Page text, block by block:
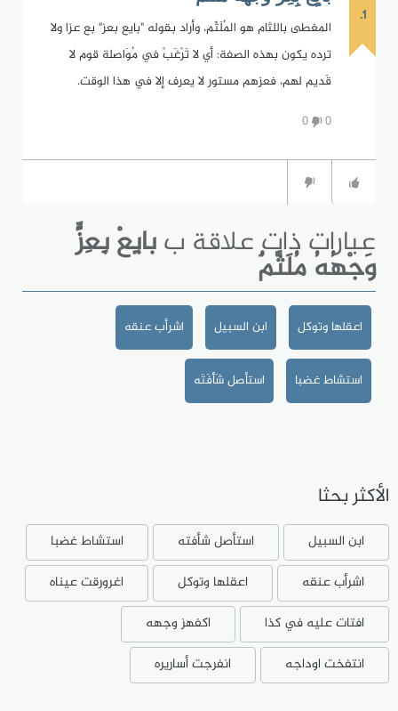
1.
المغطى باللثام هو المُلَثّم، وأراد بقوله "بايع بعز" بع عزا ولا
ترده يكون بهذه الصفة: أي لا تَرْغَبْ في مُوَاصلة قوم لا
قَديم لهم، فعزهم مستور لا يعرف إلا في هذا الوقت.
0
0
عبارات ذات علاقة ببايِعْ بِعِزٍّ
وَجْهُهُ مُلَثَّمٌ
اعقلها وتوكل ابن السبيل اشرأب عنقه
استشاط غضبا استأصل شَأْفَتَه
الأكثر بحثا
ابن السبيل استأصل شأفته
استشاط غضبا
اشرأب عنقه
اعقلها وتوكل
اغرورقت عيناه
افتات عليه في كذا
اكفهز وجهه
انتفخت اوداجه
انفرجت أساريره